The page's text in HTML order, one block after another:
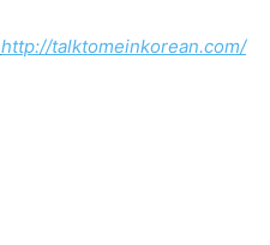
http://talktomeinkorean.com/